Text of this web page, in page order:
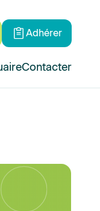
Adhérer
Contacter